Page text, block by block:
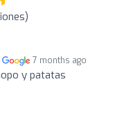
7 months ago
y patatas